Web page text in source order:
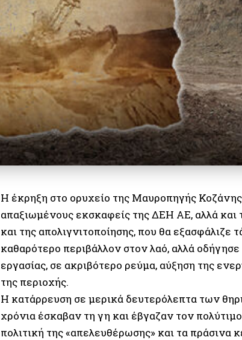
Η έκρηξη στο ορυχείο της Μαυροπηγής
απαξιωμένους εκσκαφείς της ΔΕΗ ΑΕ, αλλά και
και της απολιγνιτοποίησης, που θα εξασφάλιζε
καθαρότερο περιβάλλον στον λαό, αλλά
εργασίας, σε ακριβότερο ρεύμα, αύξηση της
της περιοχής.
Η κατάρρευση σε μερικά δευτερόλεπτα των
χρόνια έσκαβαν τη γη και έβγαζαν τον
πολιτική της «απελευθέρωσης» και τα